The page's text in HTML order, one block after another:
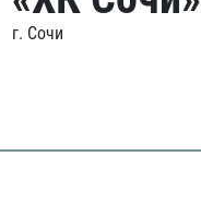
г. Сочи